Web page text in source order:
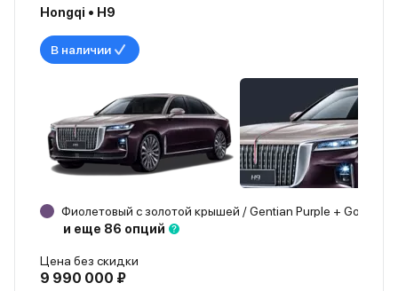
Hongqi • H9
В наличии
Фиолетовый с золотой крышей / Gentian Purple + Gold
и еще 86 опций
Цена без скидки
9 990 000 ₽